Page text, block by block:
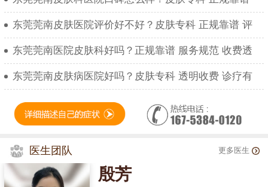
东莞莞南皮肤医院评价好不好？皮肤专科 正规靠谱 评
东莞莞南医院皮肤科好吗？正规靠谱 服务规范 收费透
东莞莞南皮肤病医院好吗？皮肤专科 透明收费 诊疗有
医生团队 更多医生
殷芳